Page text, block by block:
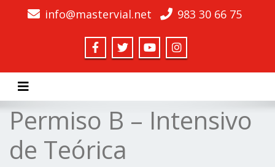
info@mastervial.net 983 30 66 75
Toggle navigation
Permiso B – Intensivo
de Teórica